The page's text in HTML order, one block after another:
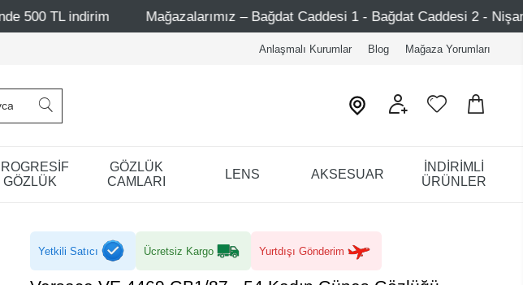
Mağazalarımız – Bağdat Caddesi 1 - Bağdat Caddesi 2 - Nişantaşı – Etiler –
Anlaşmalı Kurumlar Blog Mağaza Yorumları
GÖZLÜK
GÖZLÜK
CAMLARI
LENS AKSESUAR
İNDİRİMLİ
ÜRÜNLER
Yetkili Satıcı Ücretsiz Kargo Yurtdışı Gönderim